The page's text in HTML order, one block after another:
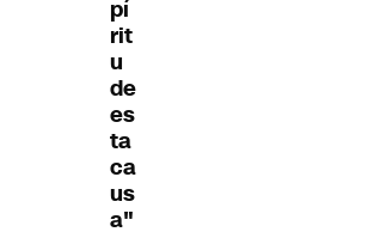
pí
rit
u
de
es
ta
ca
us
a"